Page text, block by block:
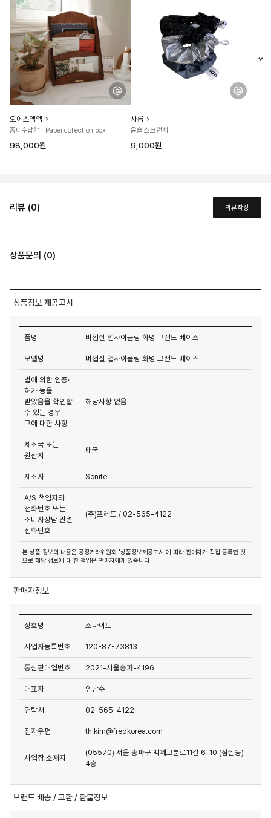
오에스엠엠
종이수납함 _ Paper collection box
98,000원
사름
윤슬 스크런치
9,000원
리뷰 (0) 리뷰작성
상품문의 (0)
상품정보 제공고시
품명 벼껍질 업사이클링 화병 그랜드 베이스
모델명 벼껍질 업사이클링 화병 그랜드 베이스
법에 의한 인증·
허가 등을
받았음을 확인할
수 있는 경우
그에 대한 사항
해당사항 없음
제조국 또는
원산지
태국
제조자 Sonite
A/S 책임자와
전화번호 또는
소비자상담 관련
전화번호
(주)프레드 / 02-565-4122
본 상품 정보의 내용은 공정거래위원회 '상품정보제공고시'에 따라 판매자가 직접 등록한 것
으로 해당 정보에 대 한 책임은 판매자에게 있습니다
판매자정보
상호명 소나이트
사업자등록번호 120-87-73813
통신판매업번호 2021-서울송파-4196
대표자 임남수
연락처 02-565-4122
전자우편 th.kim@fredkorea.com
사업장 소재지
(05570) 서울 송파구 백제고분로11길 6-10 (잠실동)
4층
브랜드 배송 / 교환 / 환불정보